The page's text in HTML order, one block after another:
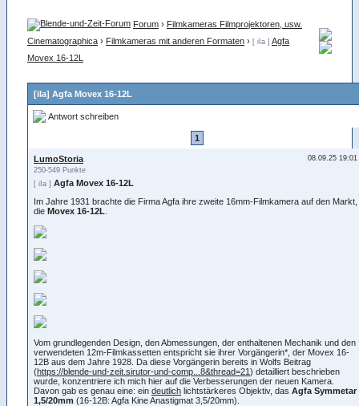
Forum › Filmkameras Filmprojektoren, usw.
Cinematographica › Filmkameras mit anderen Formaten › [ iIa ] Agfa
Movex 16-12L
[iIa] Agfa Movex 16-12L
Antwort schreiben
1
08.09.25 19:01
LumoStoria
250-549 Punkte
[ iIa ] Agfa Movex 16-12L
Im Jahre 1931 brachte die Firma Agfa ihre zweite 16mm-Filmkamera auf den Markt,
die Movex 16-12L
Vom grundlegenden Design, den Abmessungen, der enthaltenen Mechanik und den
verwendeten 12m-Filmkassetten entspricht sie ihrer Vorgängerin*, der Movex 16-
12B aus dem Jahre 1928. Da diese Vorgängerin bereits in Wolfs Beitrag
(https://blende-und-zeit.sirutor-und-comp...8&thread=21) detailliert beschrieben
wurde, konzentriere ich mich hier auf die Verbesserungen der neuen Kamera.
Davon gab es genau eine: ein deutlich lichtstärkeres Objektiv, das Agfa Symmetar
1,5/20mm (16-12B: Agfa Kine Anastigmat 3,5/20mm).